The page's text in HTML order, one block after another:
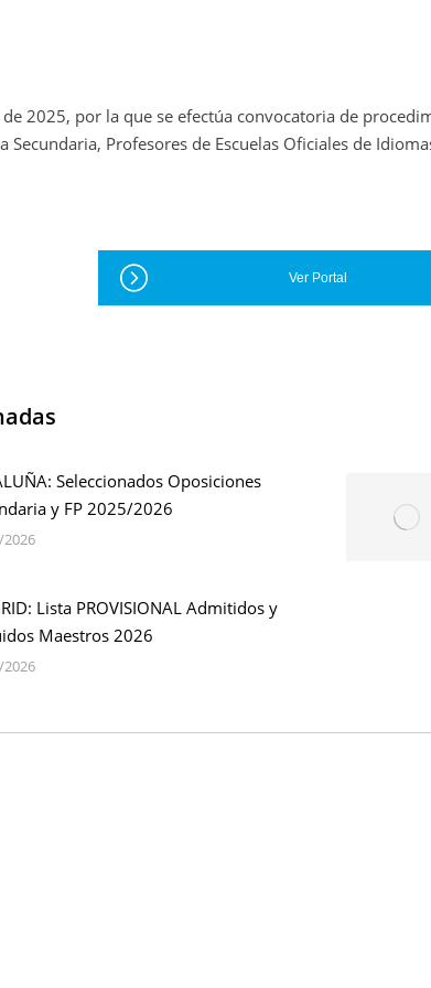
2025, por la que se efectúa convocatoria de
Secundaria, Profesores de Escuelas Oficiales de
Ver Portal
Seleccionados Oposiciones
y FP 2025/2026
Lista PROVISIONAL Admitidos y
Maestros 2026